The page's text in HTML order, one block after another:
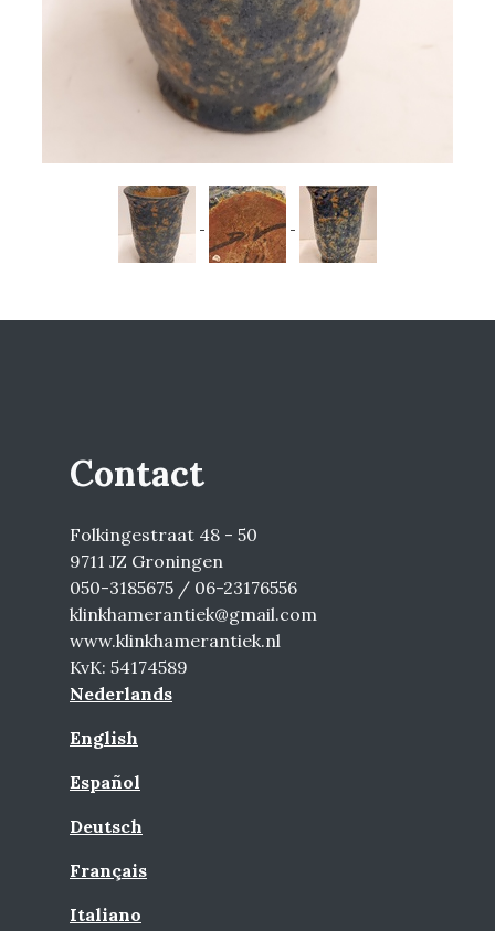
Contact
Folkingestraat 48 - 50
9711 JZ Groningen
050-3185675 / 06-23176556
klinkhamerantiek@gmail.com
www.klinkhamerantiek.nl
KvK: 54174589
Nederlands
English
Español
Deutsch
Français
Italiano